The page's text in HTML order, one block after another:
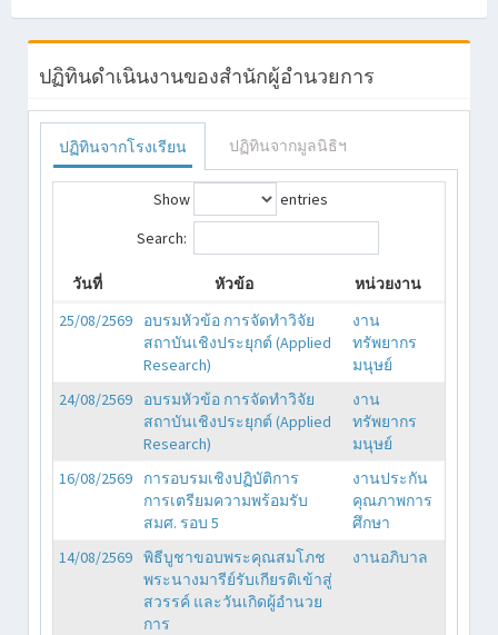
ปฏิทินดำเนินงานของสำนักผู้อำนวยการ
ปฏิทินจากโรงเรียน ปฏิทินจากมูลนิธิฯ
Show
entries
Search:
วันที่ หัวข้อ
หน่วยงาน
25/08/2569
อบรมหัวข้อ การจัดทำวิจัย
สถาบันเชิงประยุกต์ (Applied
Research)
งาน
ทรัพยากร
มนุษย์
24/08/2569
อบรมหัวข้อ การจัดทำวิจัย
สถาบันเชิงประยุกต์ (Applied
Research)
งาน
ทรัพยากร
มนุษย์
16/08/2569
การอบรมเชิงปฏิบัติการ
การเตรียมความพร้อมรับ
สมศ. รอบ 5
งานประกัน
คุณภาพการ
ศึกษา
14/08/2569 พิธีบูชาขอบพระคุณสมโภช
พระนางมารีย์รับเกียรติเข้าสู่
สวรรค์ และวันเกิดผู้อำนวย
การ
งานอภิบาล